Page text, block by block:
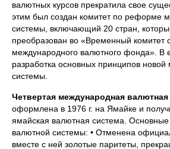
валютных курсов прекратила свое
этим был создан комитет по реформе
системы, включающий 20 стран,
преобразован во «Временный комитет
международного валютного фонда». В
разработка основных принципов
системы.
Четвертая международная валютная
оформлена в 1976 г. на Ямайке и
ямайская валютная система.
валютной системы: • Отменена
вместе с ней золотые паритеты,